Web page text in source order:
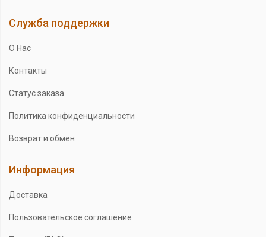
Служба поддержки
О Нас
Контакты
Статус заказа
Политика конфиденциальности
Возврат и обмен
Информация
Доставка
Пользовательское соглашение